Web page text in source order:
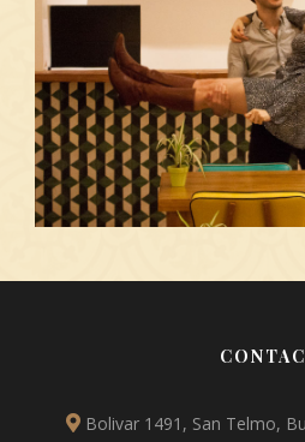
Bolivar 1491, San Telmo,